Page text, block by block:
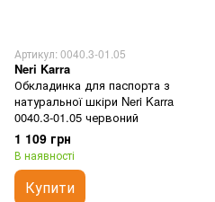
Артикул: 0040.3-01.05
Neri Karra
Обкладинка для паспорта з
натуральної шкіри Neri Karra
0040.3-01.05 червоний
1 109 грн
В наявності
Купити